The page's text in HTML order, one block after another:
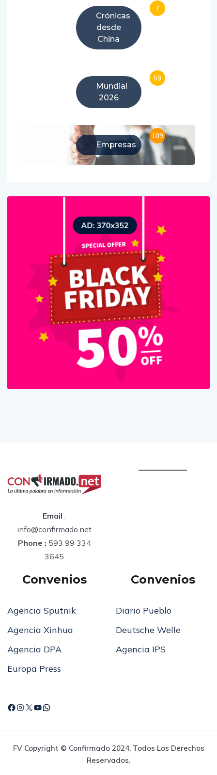
Crónicas
desde
China
7
Mundial
2026
59
Empresas
109
Email :
info@confirmado.net
Phone : 593 99 334
3645
Convenios
Agencia Sputnik
Agencia Xinhua
Agencia DPA
Europa Press
Convenios
Diario Pueblo
Deutsche Welle
Agencia IPS
FV Copyright © Confirmado 2024. Todos Los Derechos
Reservados.